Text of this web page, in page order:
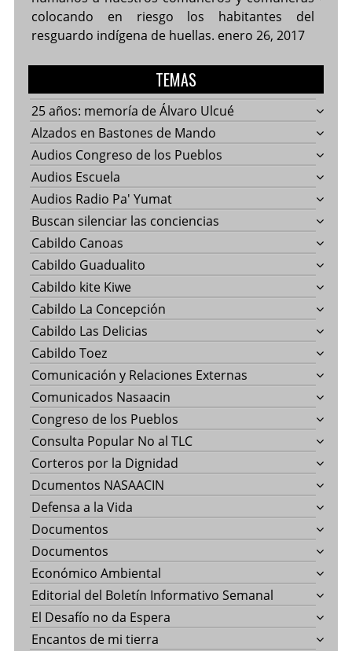
colocando en riesgo los habitantes del
resguardo indígena de huellas. enero 26, 2017
TEMAS
25 años: memoría de Álvaro Ulcué
Alzados en Bastones de Mando
Audios Congreso de los Pueblos
Audios Escuela
Audios Radio Pa' Yumat
Buscan silenciar las conciencias
Cabildo Canoas
Cabildo Guadualito
Cabildo kite Kiwe
Cabildo La Concepción
Cabildo Las Delicias
Cabildo Toez
Comunicación y Relaciones Externas
Comunicados Nasaacin
Congreso de los Pueblos
Consulta Popular No al TLC
Corteros por la Dignidad
Dcumentos NASAACIN
Defensa a la Vida
Documentos
Documentos
Económico Ambiental
Editorial del Boletín Informativo Semanal
El Desafío no da Espera
Encantos de mi tierra